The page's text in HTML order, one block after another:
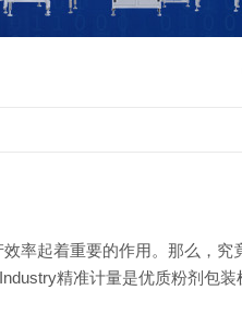
率起着重要的作用。那么，究
精准计量是优质粉剂包装